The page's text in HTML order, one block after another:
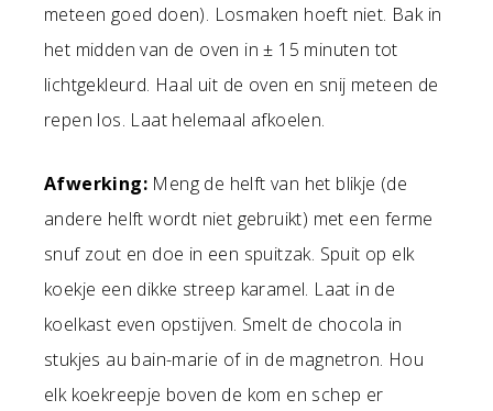
meteen goed doen). Losmaken hoeft niet. Bak in
het midden van de oven in ± 15 minuten tot
lichtgekleurd. Haal uit de oven en snij meteen de
repen los. Laat helemaal afkoelen.
Afwerking: Meng de helft van het blikje (de
andere helft wordt niet gebruikt) met een ferme
snuf zout en doe in een spuitzak. Spuit op elk
koekje een dikke streep karamel. Laat in de
koelkast even opstijven. Smelt de chocola in
stukjes au bain-marie of in de magnetron. Hou
elk koekreepje boven de kom en schep er